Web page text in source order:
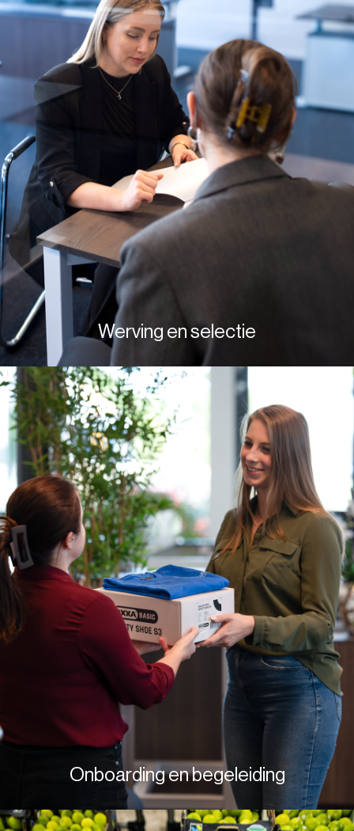
Werving en selectie
Onboarding en begeleiding